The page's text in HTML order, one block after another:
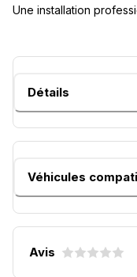
Une installation
Détails
Véhicules
Avis